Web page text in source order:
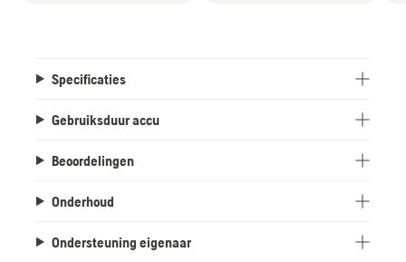
Specificaties
Gebruiksduur accu
Beoordelingen
Onderhoud
Ondersteuning eigenaar